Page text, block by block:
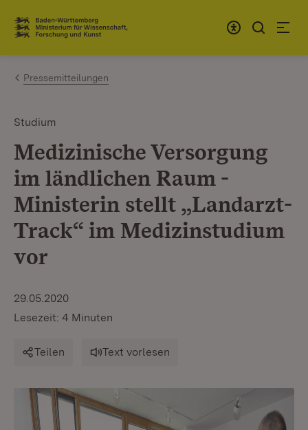
Zum Inhalt springen
Link zur Startseite
Pressemitteilungen
Studium
Medizinische Versorgung
im ländlichen Raum -
Ministerin stellt „Landarzt-
Track“ im Medizinstudium
vor
29.05.2020
Lesezeit: 4 Minuten
Teilen Text vorlesen